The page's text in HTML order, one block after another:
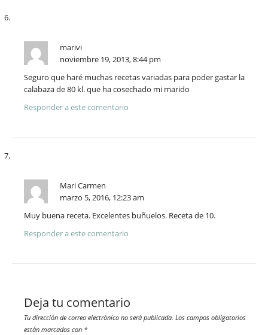
marivi
noviembre 19, 2013, 8:44 pm
Seguro que haré muchas recetas variadas para poder gastar la
calabaza de 80 kl. que ha cosechado mi marido
Responder a este comentario
Mari Carmen
marzo 5, 2016, 12:23 am
Muy buena receta. Excelentes buñuelos. Receta de 10.
Responder a este comentario
Deja tu comentario
Tu dirección de correo electrónico no será publicada. Los campos obligatorios
están marcados con *